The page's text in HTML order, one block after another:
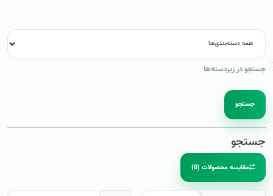
جستجو در زیردسته‌ها
جستجو
جستجو
مقایسه محصولات (0)